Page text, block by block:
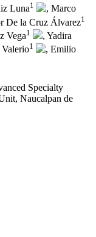
Luna1
, Marco
De la Cruz Álvarez1
Vega1
, Yadira
1
, Emilio
Specialty
Naucalpan de